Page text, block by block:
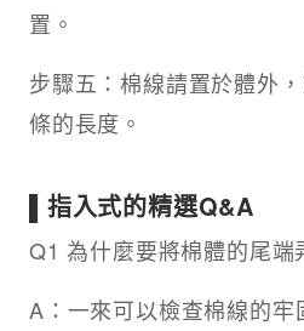
置。
步驟五：棉線請置於體外
條的長度。
▌指入式的精選Q&A
Q1 為什麼要將棉體的尾端
A：一來可以檢查棉線的牢